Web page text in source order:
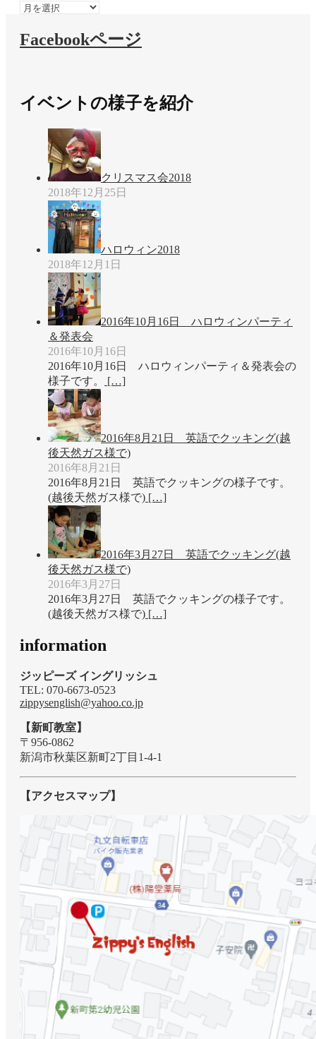
過
の
お
せ
Facebookページ
イベントの様子を紹介
クリスマス会2018
2018年12月25日
ハロウィン2018
2018年12月1日
2016年10月16日 ハロウィンパーティ
＆発表会
2016年10月16日
2016年10月16日 ハロウィンパーティ＆発表会の
様子です。
[…]
2016年8月21日 英語でクッキング(越
後天然ガス様で)
2016年8月21日
2016年8月21日 英語でクッキングの様子です。
(越後天然ガス様で) […]
2016年3月27日 英語でクッキング(越
後天然ガス様で)
2016年3月27日
2016年3月27日 英語でクッキングの様子です。
(越後天然ガス様で) […]
information
ジッピーズ イングリッシュ
TEL: 070-6673-0523
zippysenglish@yahoo.co.jp
【新町教室】
〒956-0862
新潟市秋葉区新町2丁目1-4-1
【アクセスマップ】